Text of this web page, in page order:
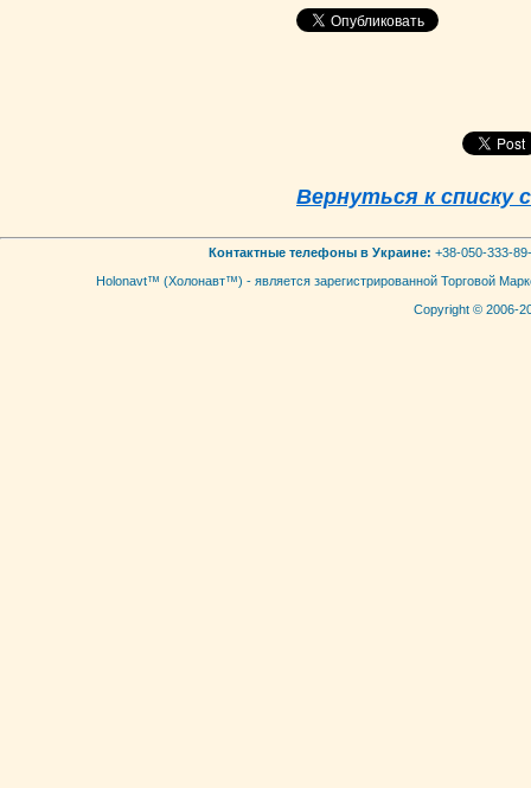
Вернуться к списку
Контактные телефоны в Украине: +38-050-333-
Holonavt™ (Холонавт™) - является зарегистрированной Торговой
Copyright © 2006-